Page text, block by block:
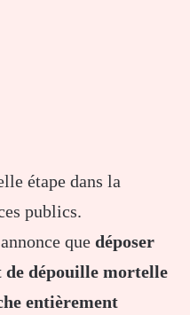
étape dans la
publics.
que déposer
de dépouille mortelle
entièrement